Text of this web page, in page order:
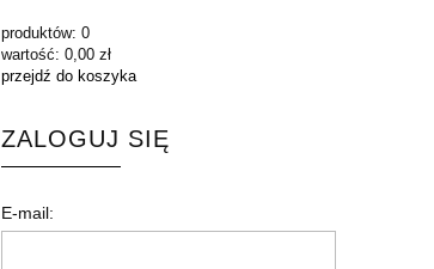
produktów: 0
wartość: 0,00 zł
przejdź do koszyka
ZALOGUJ SIĘ
E-mail: